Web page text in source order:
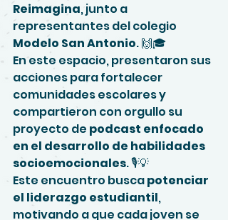
Reimagina, junto a
representantes del colegio
Modelo San Antonio. 🙌🎓
En este espacio, presentaron sus
acciones para fortalecer
comunidades escolares y
compartieron con orgullo su
proyecto de podcast enfocado
en el desarrollo de habilidades
socioemocionales. 🎙💡
Este encuentro busca potenciar
el liderazgo estudiantil,
motivando a que cada joven se